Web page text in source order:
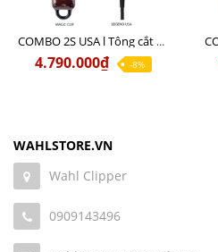
COMBO 2S USA l Tông cắt LEGEND USA CÓ DÂY 220V + Tông pin MAGIC CLIP
4.790.000₫ -8%
WAHLSTORE.VN
Wahl Clipper
0909143496